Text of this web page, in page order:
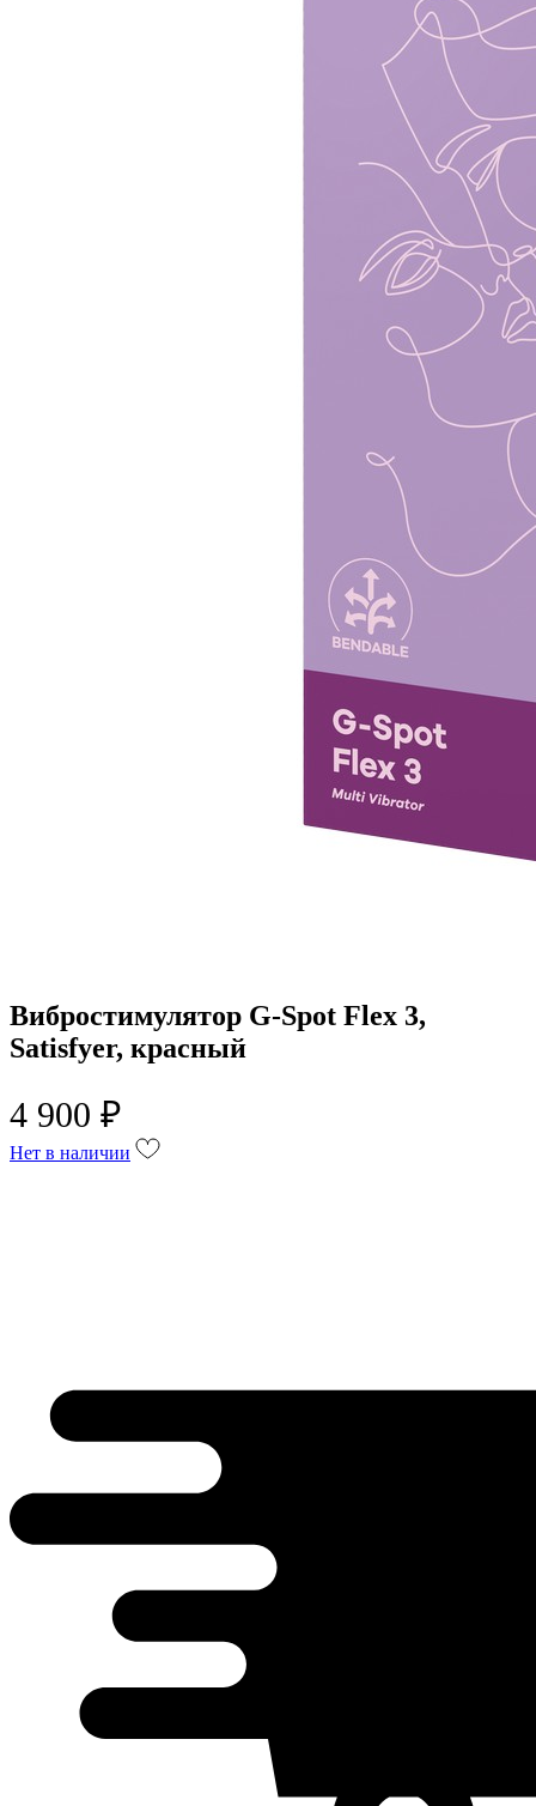
Вибростимулятор G-Spot Flex 3,
Satisfyer, красный
4 900 ₽
Нет в наличии